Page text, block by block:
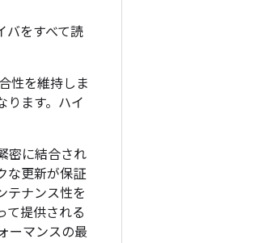
バをすべて読
性を維持しま
ります。ハイ
密に結合され
な更新が保証
テナンス性を
て提供される
ーマンスの最